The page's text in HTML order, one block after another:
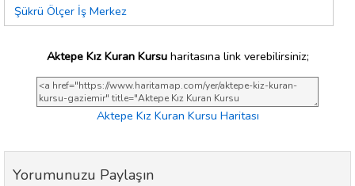
Şükrü Ölçer İş Merkez
Aktepe Kız Kuran Kursuharitasına link verebilirsiniz;
Aktepe Kız Kuran Kursu Haritası
Yorumunuzu Paylaşın